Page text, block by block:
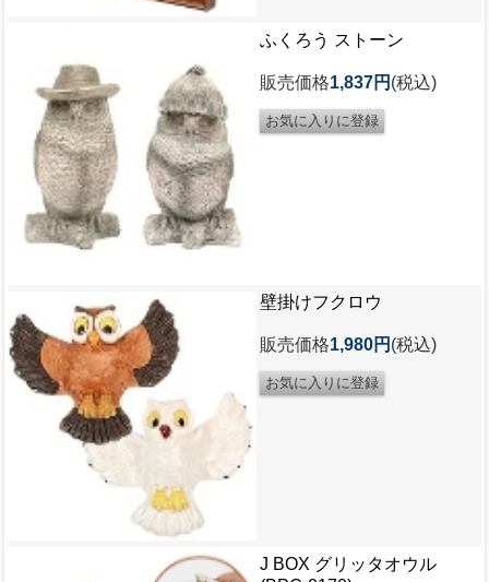
ふくろう ストーン
販売価格1,837円 (税込)
壁掛けフクロウ
販売価格1,980円 (税込)
J BOX グリッタオウル